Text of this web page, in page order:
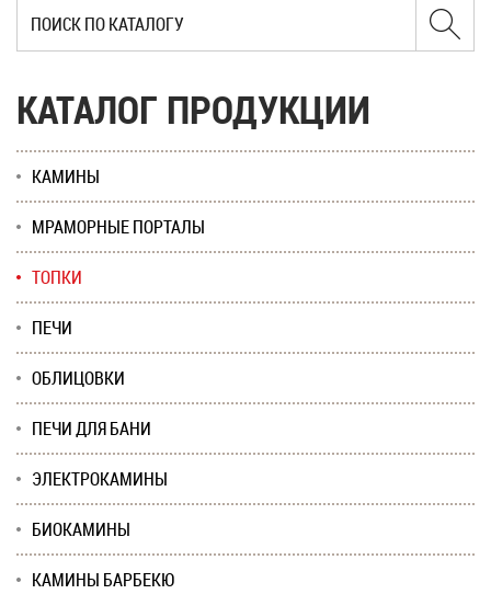
КАТАЛОГ ПРОДУКЦИИ
КАМИНЫ
МРАМОРНЫЕ ПОРТАЛЫ
ТОПКИ
ПЕЧИ
ОБЛИЦОВКИ
ПЕЧИ ДЛЯ БАНИ
ЭЛЕКТРОКАМИНЫ
БИОКАМИНЫ
КАМИНЫ БАРБЕКЮ